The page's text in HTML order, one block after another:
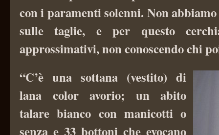
con i paramenti solenni. Non
sulle taglie, e per questo
approssimativi, non conoscendo chi
“C’è una sottana (vestito) di
lana color avorio; un abito
talare bianco con manicotti o
senza e 33 bottoni che evocano